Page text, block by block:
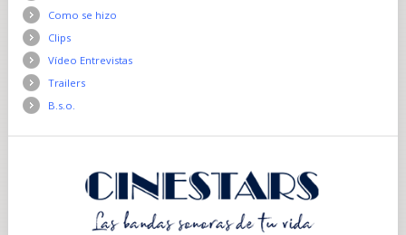
Como se hizo
Clips
Vídeo Entrevistas
Trailers
B.s.o.